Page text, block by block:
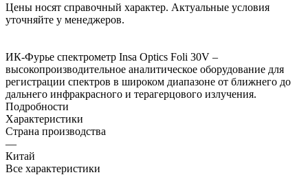
Цены носят справочный характер. Актуальные условия
уточняйте у менеджеров.
ИК-Фурье спектрометр Insa Optics Foli 30V –
высокопроизводительное аналитическое оборудование для
регистрации спектров в широком диапазоне от ближнего до
дальнего инфракрасного и терагерцового излучения.
Подробности
Характеристики
Страна производства
—
Китай
Все характеристики